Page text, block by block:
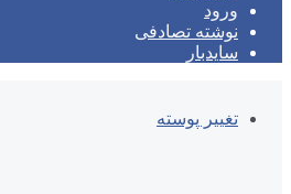
ورود
نوشته تصادفی
سایدبار
تغییر پوسته